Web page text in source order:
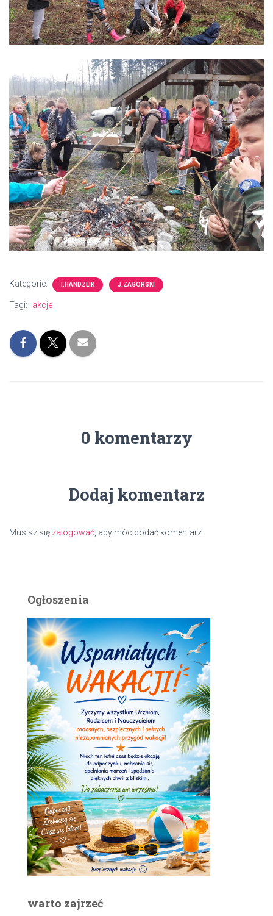
Kategorie: I.HANDZLIK J.ZAGÓRSKI
Tagi: akcje
0 komentarzy
Dodaj komentarz
Musisz się zalogować , aby móc dodać komentarz.
Ogłoszenia
warto zajrzeć